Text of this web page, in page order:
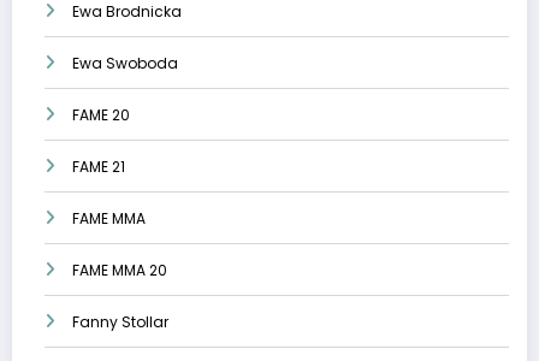
Ewa Brodnicka
Ewa Swoboda
FAME 20
FAME 21
FAME MMA
FAME MMA 20
Fanny Stollar